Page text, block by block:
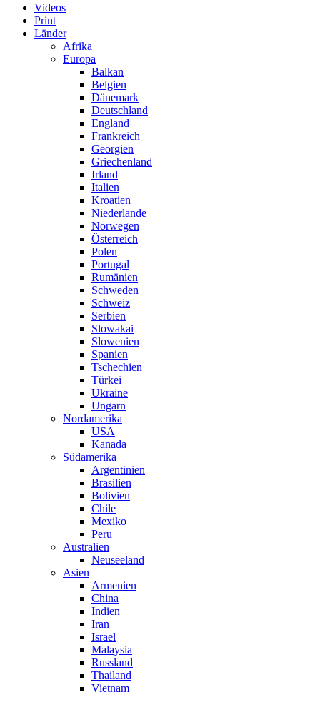
Videos
Print
Länder
Afrika
Europa
Balkan
Belgien
Dänemark
Deutschland
England
Frankreich
Georgien
Griechenland
Irland
Italien
Kroatien
Niederlande
Norwegen
Österreich
Polen
Portugal
Rumänien
Schweden
Schweiz
Serbien
Slowakai
Slowenien
Spanien
Tschechien
Türkei
Ukraine
Ungarn
Nordamerika
USA
Kanada
Südamerika
Argentinien
Brasilien
Bolivien
Chile
Mexiko
Peru
Australien
Neuseeland
Asien
Armenien
China
Indien
Iran
Israel
Malaysia
Russland
Thailand
Vietnam